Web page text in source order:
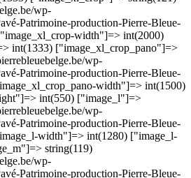
wp-
Patrimoine-production-Pierre-Bleue-
width"]=> int(2000)
int(1333) ["image_xl_crop_pano"]=>
wp-
Patrimoine-production-Pierre-Bleue-
width"]=> int(1500)
int(550) ["image_l"]=>
wp-
Patrimoine-production-Pierre-Bleue-
width"]=> int(1280) ["image_l-
string(119)
wp-
Patrimoine-production-Pierre-Bleue-